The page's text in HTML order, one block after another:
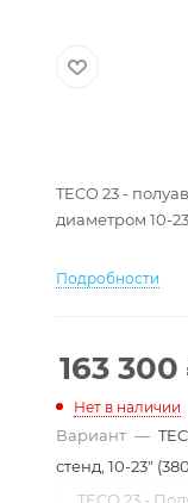
TECO 23 -
диаметром 10-
Подробности
163 300
Нет в наличии
Вариант —
стенд, 10-23"